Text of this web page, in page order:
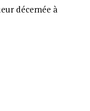
décernée à